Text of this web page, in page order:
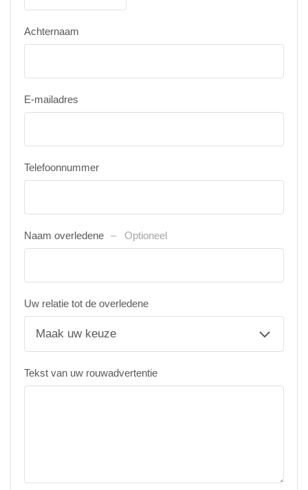
Achternaam
E-mailadres
Telefoonnummer
Naam overledene Optioneel
Uw relatie tot de overledene
Tekst van uw rouwadvertentie